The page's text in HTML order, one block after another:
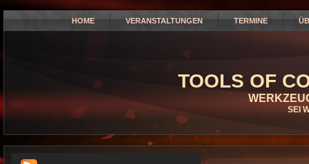
HOME VERANSTALTUNGEN TERMINE
TOOLS OF
SEI